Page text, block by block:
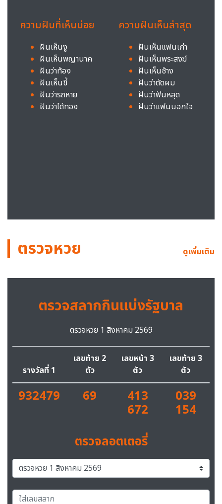
ความฝันที่เห็นบ่อย
ฝันเห็นงู
ฝันเห็นพญานาค
ฝันว่าท้อง
ฝันเห็นขี้
ฝันว่ารถหาย
ฝันว่าได้ทอง
ความฝันเห็นล่าสุด
ฝันเห็นแฟนเก่า
ฝันเห็นพระสงฆ์
ฝันเห็นช้าง
ฝันว่าตัดผม
ฝันว่าฟันหลุด
ฝันว่าแฟนนอกใจ
ตรวจหวย ดูเพิ่มเติม
ตรวจสลากกินแบ่งรัฐบาล
ตรวจหวย 1 สิงหาคม 2569
รางวัลที่ 1
เลขท้าย 2
ตัว
เลขหน้า 3
ตัว
เลขท้าย 3
ตัว
932479 69 413
672
039
154
ตรวจลอตเตอรี่